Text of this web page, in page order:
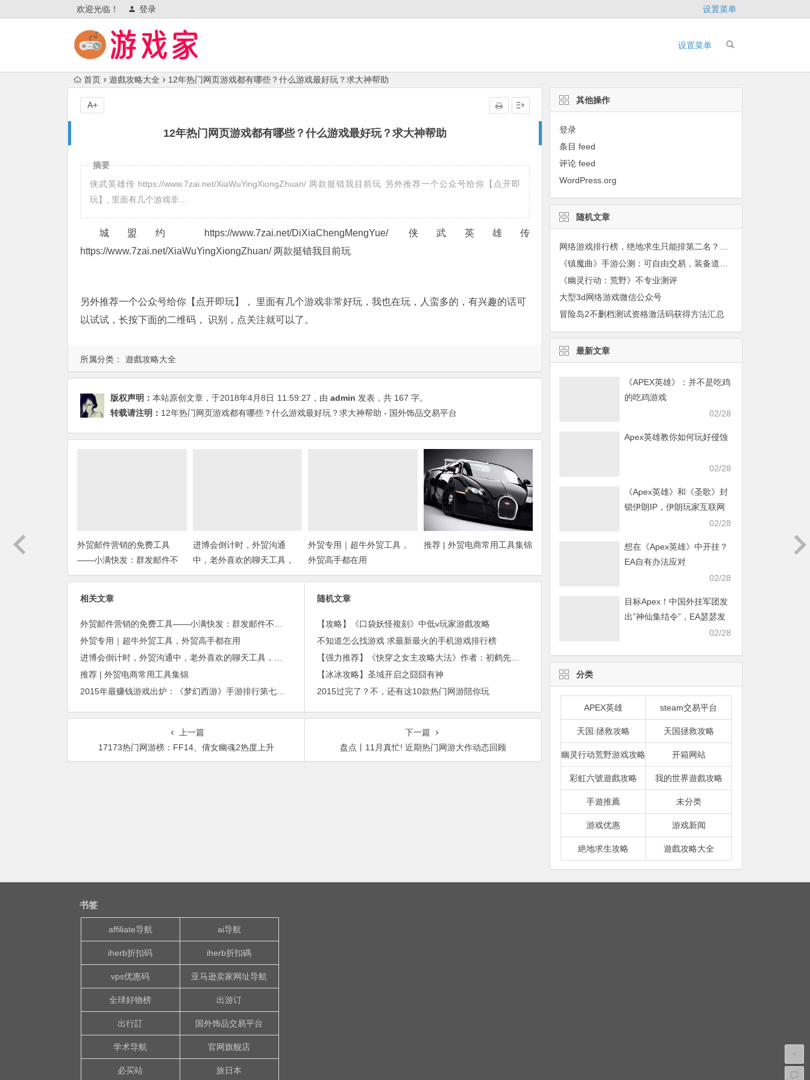
欢迎光临！ 登录 设置菜单
设置菜单
首页 遊戲攻略大全 12年热门网页游戏都有哪些？什么游戏最好玩？求大神帮助
12年热门网页游戏都有哪些？什么游戏最好玩？求大神帮助
A+
所属分类： 遊戲攻略大全
摘要
侠武英雄传 https://www.7zai.net/XiaWuYingXiongZhuan/ 两款挺错我目前玩 另外推荐一个公众号给你【点开即
玩】, 里面有几个游戏非…
城盟约 https://www.7zai.net/DiXiaChengMengYue/ 侠武英雄传
https://www.7zai.net/XiaWuYingXiongZhuan/ 两款挺错我目前玩
另外推荐一个公众号给你【点开即玩】， 里面有几个游戏非常好玩，我也在玩，人蛮多的，有兴趣的话可
以试试，长按下面的二维码， 识别，点关注就可以了。
版权声明： 本站原创文章，于2018年4月8日 11:59:27 ，由 admin 发表，共 167 字。
转载请注明： 12年热门网页游戏都有哪些？什么游戏最好玩？求大神帮助 - 国外饰品交易平台
外贸邮件营销的免费工具
——小满快发：群发邮件不
担心IP被封
进博会倒计时，外贸沟通
中，老外喜欢的聊天工具，
你知道几种？
外贸专用｜超牛外贸工具，
外贸高手都在用
推荐 | 外贸电商常用工具集锦
相关文章
外贸邮件营销的免费工具——小满快发：群发邮件不担心IP被封
外贸专用｜超牛外贸工具，外贸高手都在用
进博会倒计时，外贸沟通中，老外喜欢的聊天工具，你知道几种？
推荐 | 外贸电商常用工具集锦
2015年最赚钱游戏出炉：《梦幻西游》手游排行第七，腾讯总收入进前三
随机文章
【攻略】《口袋妖怪複刻》中低v玩家游戲攻略
不知道怎么找游戏 求最新最火的手机游戏排行榜
【强力推荐】《快穿之女主攻略大法》作者：初鹤先生【完结】~TXT全文阅读
【冰冰攻略】圣域开启之囧囧有神
2015过完了？不，还有这10款热门网游陪你玩
上一篇
17173热门网游榜：FF14、倩女幽魂2热度上升
下一篇
盘点丨11月真忙! 近期热门网游大作动态回顾
其他操作
登录
条目 feed
评论 feed
WordPress.org
随机文章
《幽灵行动：荒野》不专业测评
大型3d网络游戏微信公众号
冒险岛2不删档测试资格激活码获得方法汇总
最新文章
《APEX英雄》：并不是吃鸡
的吃鸡游戏
02/28
Apex英雄教你如何玩好侵蚀
02/28
《Apex英雄》和《圣歌》封
锁伊朗IP，伊朗玩家互联网
02/28
想在《Apex英雄》中开挂？
EA自有办法应对
02/28
目标Apex！中国外挂军团发
出”神仙集结令”，EA瑟瑟发
02/28
分类
APEX英雄 steam交易平台
天国:拯救攻略 天国拯救攻略
幽灵行动荒野游戏攻略 开箱网站
彩虹六號遊戲攻略 我的世界遊戲攻略
手遊推薦 未分类
游戏优惠 游戏新闻
絶地求生攻略 遊戲攻略大全
书签
affiliate导航 ai导航
iherb折扣码 iherb折扣碼
vps优惠码 亚马逊卖家网址导航
全球好物榜 出游订
出行訂 国外饰品交易平台
学术导航 官网旗舰店
必买站 旅日本